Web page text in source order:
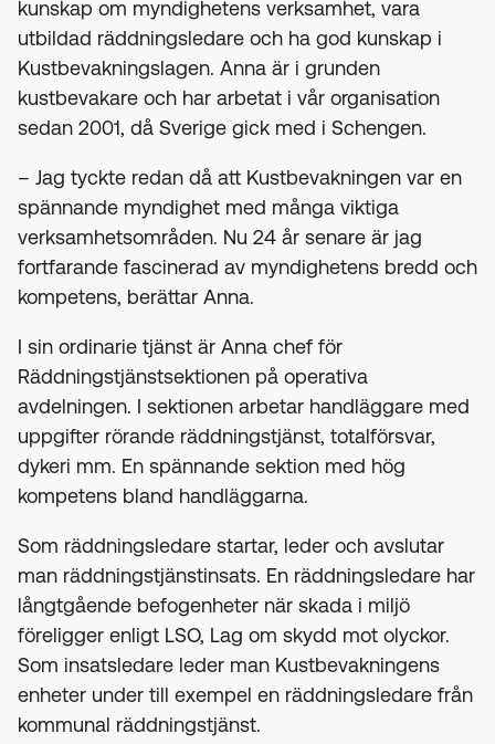
kunskap om myndighetens verksamhet, vara
utbildad räddningsledare och ha god kunskap i
Kustbevakningslagen. Anna är i grunden
kustbevakare och har arbetat i vår organisation
sedan 2001, då Sverige gick med i Schengen.
– Jag tyckte redan då att Kustbevakningen var en
spännande myndighet med många viktiga
verksamhetsområden. Nu 24 år senare är jag
fortfarande fascinerad av myndighetens bredd och
kompetens, berättar Anna.
I sin ordinarie tjänst är Anna chef för
Räddningstjänstsektionen på operativa
avdelningen. I sektionen arbetar handläggare med
uppgifter rörande räddningstjänst, totalförsvar,
dykeri mm. En spännande sektion med hög
kompetens bland handläggarna.
Som räddningsledare startar, leder och avslutar
man räddningstjänstinsats. En räddningsledare har
långtgående befogenheter när skada i miljö
föreligger enligt LSO, Lag om skydd mot olyckor.
Som insatsledare leder man Kustbevakningens
enheter under till exempel en räddningsledare från
kommunal räddningstjänst.